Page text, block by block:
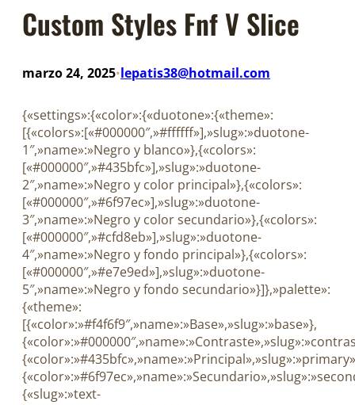
Custom Styles Fnf V Slice
marzo 24, 2025•lepatis38@hotmail.com
{«settings»:{«color»:{«duotone»:{«theme»:
[{«colors»:[«#000000″,»#ffffff»],»slug»:»duotone-
1″,»name»:»Negro y blanco»},{«colors»:
[«#000000″,»#435bfc»],»slug»:»duotone-
2″,»name»:»Negro y color principal»},{«colors»:
[«#000000″,»#6f97ec»],»slug»:»duotone-
3″,»name»:»Negro y color secundario»},{«colors»:
[«#000000″,»#cfd8eb»],»slug»:»duotone-
4″,»name»:»Negro y fondo principal»},{«colors»:
[«#000000″,»#e7e9ed»],»slug»:»duotone-
5″,»name»:»Negro y fondo secundario»}]},»palette»:
{«theme»:
[{«color»:»#f4f6f9″,»name»:»Base»,»slug»:»base»},
{«slug»:»text-